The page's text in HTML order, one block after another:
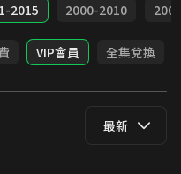
2015 2000-2010
VIP會員 全集兌換
最新